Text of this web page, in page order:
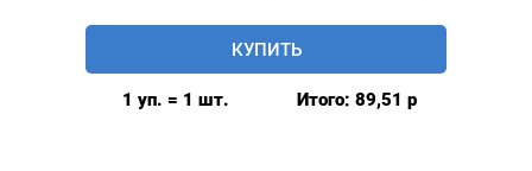
Хольнитены
Mira
КУПИТЬ
1 уп. = 1 шт. Итого: 89,51 р